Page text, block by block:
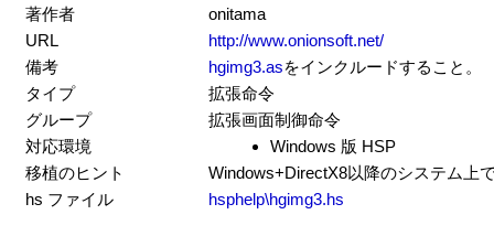
著作者
onitama
URL
http://www.onionsoft.net/
備考
hgimg3.asをインクルードすること。
タイプ
拡張命令
グループ
拡張画面制御命令
対応環境
Windows 版 HSP
移植のヒント
Windows+DirectX8以降のシステム上
hs ファイル
hsphelp\hgimg3.hs